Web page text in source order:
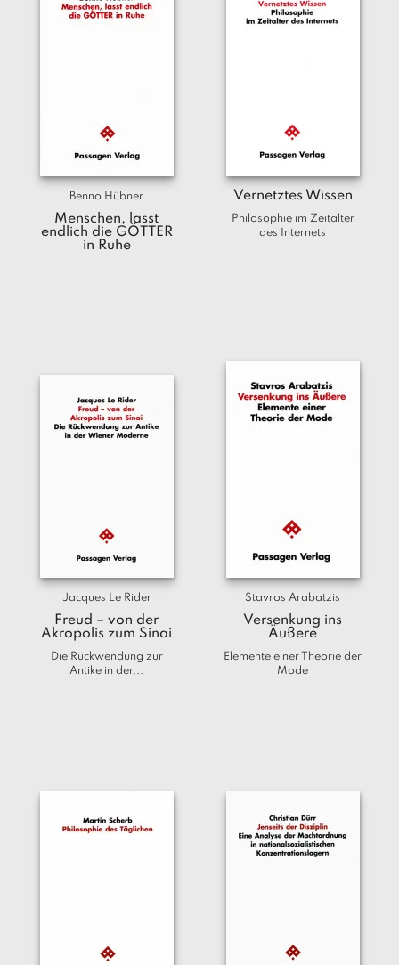
Benno Hübner
Menschen, lasst
endlich die GÖTTER
in Ruhe
Vernetztes Wissen
Philosophie im Zeitalter
des Internets
Jacques Le Rider
Freud – von der
Akropolis zum Sinai
Die Rückwendung zur
Antike in der...
Stavros Arabatzis
Versenkung ins
Äußere
Elemente einer Theorie der
Mode